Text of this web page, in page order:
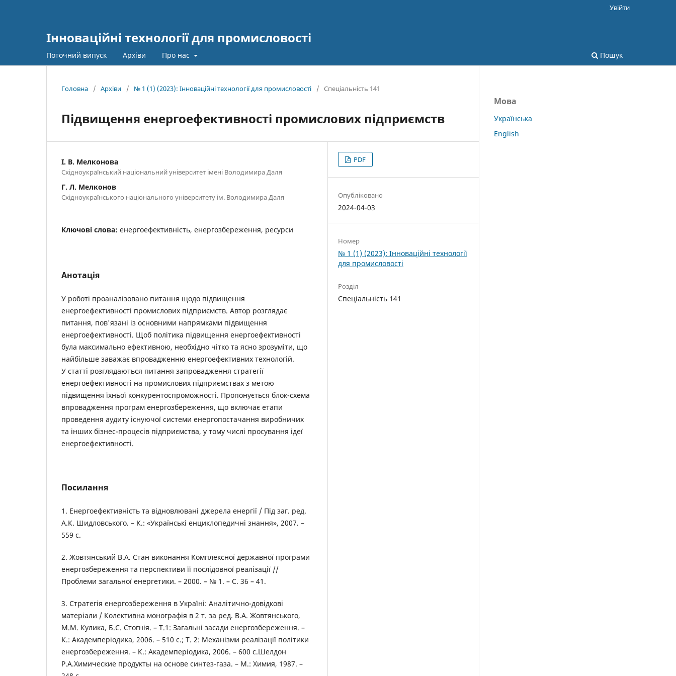
Інноваційні технології для промисловості
Поточний випуск Архіви Про нас Пошук
Увійти
Головна / Архіви / № 1 (1) (2023): Інноваційні технології для промисловості / Спеціальність 141
Підвищення енергоефективності промислових підприємств
І. В. Мелконова
Східноукраїнський національний університет імені Володимира Даля
Г. Л. Мелконов
Східноукраїнського національного університету ім. Володимира Даля
Ключові слова: енергоефективність, енергозбереження, ресурси
Анотація
У роботі проаналізовано питання щодо підвищення
енергоефективності промислових підприємств. Автор розглядає
питання, пов'язані із основними напрямками підвищення
енергоефективності. Щоб політика підвищення енергоефективності
була максимально ефективною, необхідно чітко та ясно зрозуміти, що
найбільше заважає впровадженню енергоефективних технологій.
У статті розглядаються питання запровадження стратегії
енергоефективності на промислових підприємствах з метою
підвищення їхньої конкурентоспроможності. Пропонується блок-схема
впровадження програм енергозбереження, що включає етапи
проведення аудиту існуючої системи енергопостачання виробничих
та інших бізнес-процесів підприємства, у тому числі просування ідеї
енергоефективності.
Посилання
1. Енергоефективність та відновлювані джерела енергії / Під заг. ред.
А.К. Шидловського. – К.: «Українські енциклопедичні знання», 2007. –
559 с.
2. Жовтянський В.А. Стан виконання Комплексної державної програми
енергозбереження та перспективи її послідовної реалізації //
Проблеми загальної енергетики. – 2000. – № 1. – С. 36 – 41.
3. Стратегія енергозбереження в Україні: Аналітично-довідкові
матеріали / Колективна монографія в 2 т. за ред. В.А. Жовтянського,
М.М. Кулика, Б.С. Стогнія. – Т.1: Загальні засади енергозбереження. –
К.: Академперіодика, 2006. – 510 c.; Т. 2: Механізми реалізації політики
енергозбереження. – К.: Академперіодика, 2006. – 600 c.Шелдон
Р.А.Химические продукты на основе синтез-газа. – М.: Химия, 1987. –
PDF
Опубліковано
2024-04-03
Номер
№ 1 (1) (2023): Інноваційні технології
для промисловості
Розділ
Спеціальність 141
Мова
Українська
English